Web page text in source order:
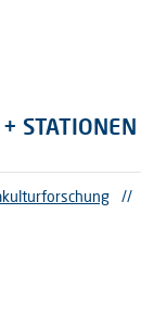
STATIONEN
//